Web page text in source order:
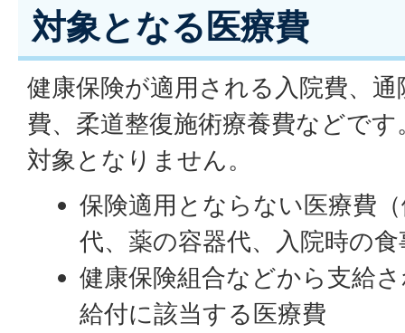
対象となる医療費
健康保険が適用される入院費、
費、柔道整復施術療養費などで
対象となりません。
保険適用とならない医療費
代、薬の容器代、入院時の
健康保険組合などから支給
給付に該当する医療費